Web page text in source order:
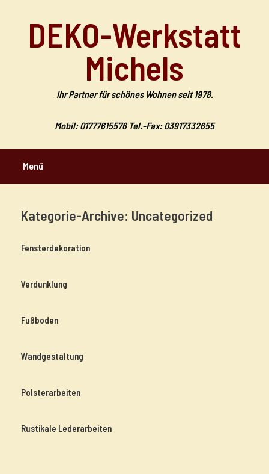
DEKO-Werkstatt
Michels
Ihr Partner für schönes Wohnen seit 1978.
Mobil: 01777615576 Tel.-Fax: 03917332655
Menü
Kategorie-Archive: Uncategorized
Fensterdekoration
Verdunklung
Fußboden
Wandgestaltung
Polsterarbeiten
Rustikale Lederarbeiten